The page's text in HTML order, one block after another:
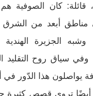
قائلة: كان الصوفية هم
مناطق أبعد من
وشبه الجزيرة الهندية
وفي سياق روح
يواصلون هذا الدّور في
أيضًا تروى قصص كثيرة